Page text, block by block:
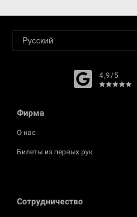
4,9/5
Фирма
О нас
Билеты из первых рук
Cотрудничество